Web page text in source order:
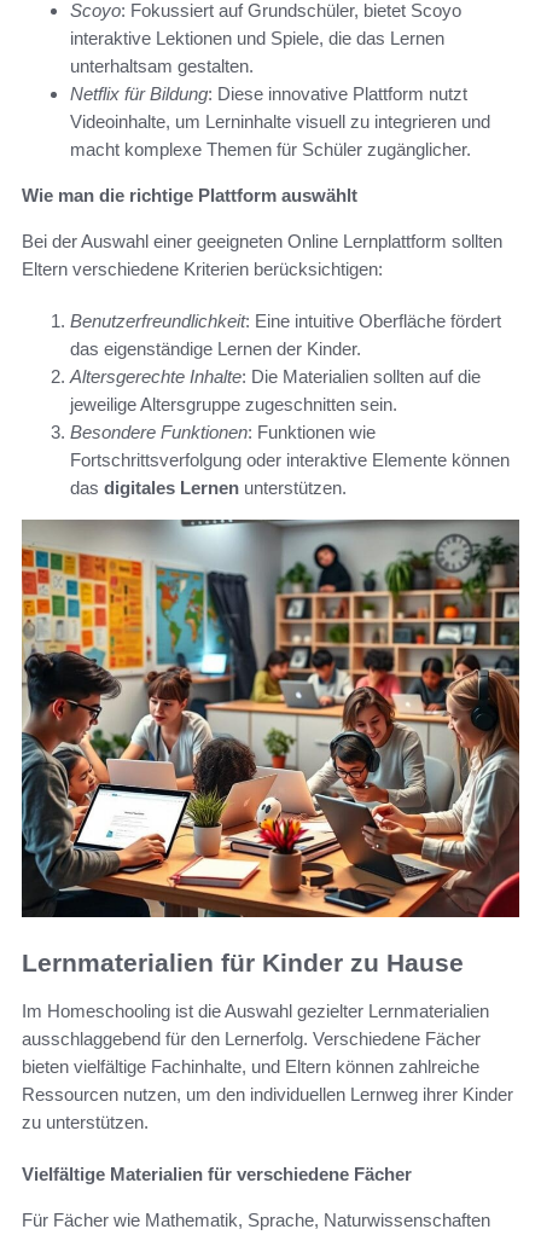
Scoyo: Fokussiert auf Grundschüler, bietet Scoyo
interaktive Lektionen und Spiele, die das Lernen
unterhaltsam gestalten.
Netflix für Bildung: Diese innovative Plattform nutzt
Videoinhalte, um Lerninhalte visuell zu integrieren und
macht komplexe Themen für Schüler zugänglicher.
Wie man die richtige Plattform auswählt
Bei der Auswahl einer geeigneten Online Lernplattform sollten
Eltern verschiedene Kriterien berücksichtigen:
Benutzerfreundlichkeit: Eine intuitive Oberfläche fördert
das eigenständige Lernen der Kinder.
Altersgerechte Inhalte: Die Materialien sollten auf die
jeweilige Altersgruppe zugeschnitten sein.
Besondere Funktionen: Funktionen wie
Fortschrittsverfolgung oder interaktive Elemente können
das digitales Lernen unterstützen.
Lernmaterialien für Kinder zu Hause
Im Homeschooling ist die Auswahl gezielter Lernmaterialien
ausschlaggebend für den Lernerfolg. Verschiedene Fächer
bieten vielfältige Fachinhalte, und Eltern können zahlreiche
Ressourcen nutzen, um den individuellen Lernweg ihrer Kinder
zu unterstützen.
Vielfältige Materialien für verschiedene Fächer
Für Fächer wie Mathematik, Sprache, Naturwissenschaften